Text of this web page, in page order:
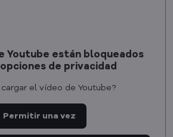
Youtube están bloqueados
de privacidad
cargar el vídeo de Youtube?
Permitir una vez